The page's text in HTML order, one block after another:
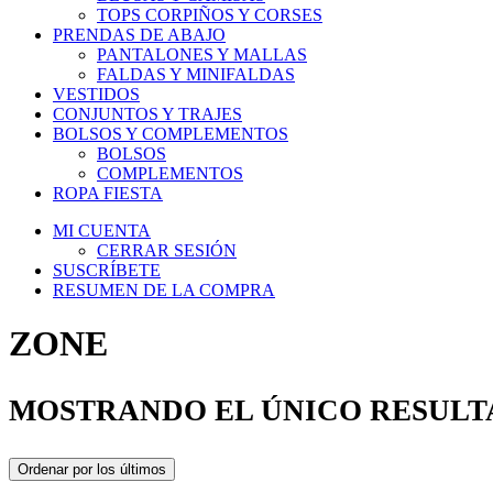
TOPS CORPIÑOS Y CORSES
PRENDAS DE ABAJO
PANTALONES Y MALLAS
FALDAS Y MINIFALDAS
VESTIDOS
CONJUNTOS Y TRAJES
BOLSOS Y COMPLEMENTOS
BOLSOS
COMPLEMENTOS
ROPA FIESTA
MI CUENTA
CERRAR SESIÓN
SUSCRÍBETE
RESUMEN DE LA COMPRA
ZONE
MOSTRANDO EL ÚNICO
Ordenar por los últimos